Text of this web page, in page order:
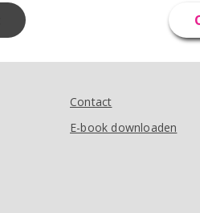
Contact
E-book downloaden